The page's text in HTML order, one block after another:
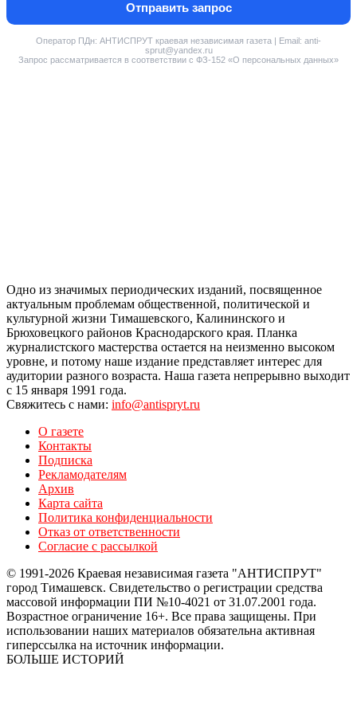
Отправить запрос
Оператор ПДн: АНТИСПРУТ краевая независимая газета | Email: anti-
sprut@yandex.ru
Запрос рассматривается в соответствии с ФЗ-152 «О персональных данных»
Одно из значимых периодических изданий, посвященное
актуальным проблемам общественной, политической и
культурной жизни Тимашевского, Калининского и
Брюховецкого районов Краснодарского края. Планка
журналистского мастерства остается на неизменно высоком
уровне, и потому наше издание представляет интерес для
аудитории разного возраста. Наша газета непрерывно выходит
с 15 января 1991 года.
Свяжитесь с нами: info@antispryt.ru
О газете
Контакты
Подписка
Рекламодателям
Архив
Карта сайта
Политика конфиденциальности
Отказ от ответственности
Согласие с рассылкой
© 1991-2026 Краевая независимая газета "АНТИСПРУТ"
город Тимашевск. Свидетельство о регистрации средства
массовой информации ПИ №10-4021 от 31.07.2001 года.
Возрастное ограничение 16+. Все права защищены. При
использовании наших материалов обязательна активная
гиперссылка на источник информации.
БОЛЬШЕ ИСТОРИЙ